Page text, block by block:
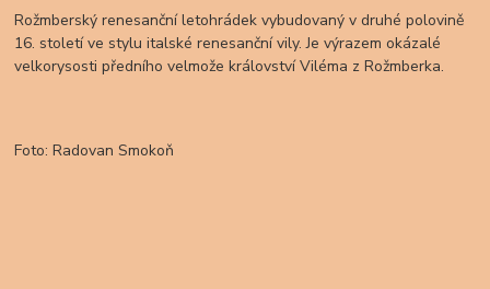
Rožmberský renesanční letohrádek vybudovaný v druhé polovině
16. století ve stylu italské renesanční vily. Je výrazem okázalé
velkorysosti předního velmože království Viléma z Rožmberka.
Foto: Radovan Smokoň